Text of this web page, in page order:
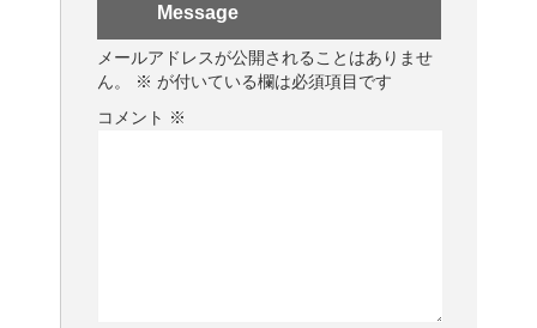
Message
メールアドレスが公開されることはありませ
ん。
※ が付いている欄は必須項目です
コメント ※